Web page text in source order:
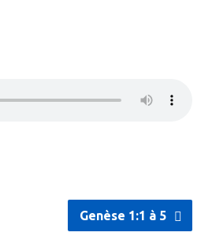
Genèse 1:1 à 5